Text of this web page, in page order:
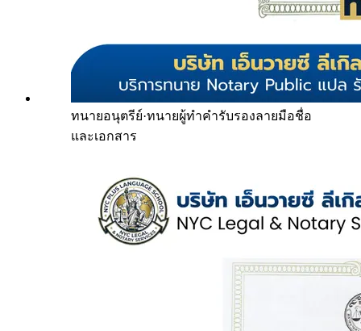
ทนายอนุตรีย์·ทนายผู้ทำคำรับรองลายมือชื่อ
และเอกสาร